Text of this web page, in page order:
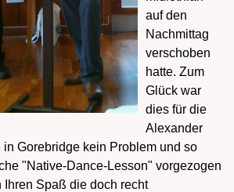
auf den
Nachmittag
verschoben
hatte. Zum
Glück war
dies für die
Alexander
Gorebridge kein Problem und so
"Native-Dance-Lesson" vorgezogen
Ihren Spaß die doch recht